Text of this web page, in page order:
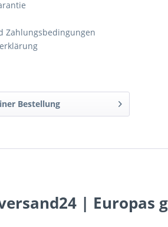
Zahlungsbedingungen
Bestellung
| Europas